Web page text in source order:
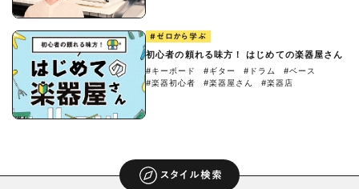
#ゼロから学ぶ
初心者の頼れる味方！ はじめての楽器屋さん
#キーボード #ギター #ドラム
#ベース
#楽器初心者
#楽器屋さん #楽器店
スタイル検索